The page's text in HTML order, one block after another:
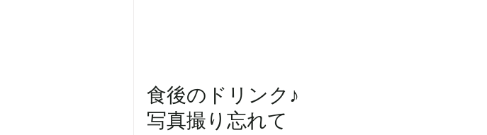
食後のドリンク♪
写真撮り忘れて